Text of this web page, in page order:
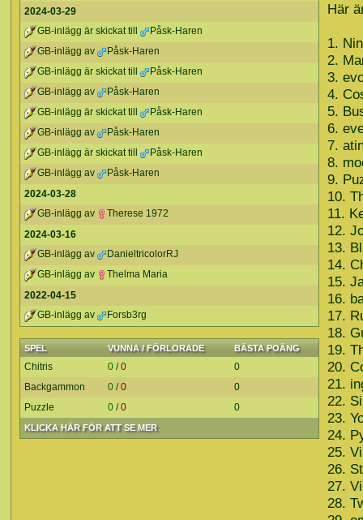
2024-03-29
GB-inlägg är skickat till
Påsk-Haren
GB-inlägg av
Påsk-Haren
GB-inlägg är skickat till
Påsk-Haren
GB-inlägg av
Påsk-Haren
GB-inlägg är skickat till
Påsk-Haren
GB-inlägg av
Påsk-Haren
GB-inlägg är skickat till
Påsk-Haren
GB-inlägg av
Påsk-Haren
2024-03-28
GB-inlägg av
Therese 1972
2024-03-16
GB-inlägg av
DanieltricolorRJ
GB-inlägg av
Thelma Maria
2022-04-15
GB-inlägg av
Forsb3rg
SPEL VUNNA / FÖRLORADE BÄSTA POÄNG
KLICKA HÄR FÖR ATT SE MER
Chitris 0 /0
0
Backgammon
0 /0
0
Puzzle
0 /0 0
Här
1.
2.
3.
4.
5.
6.
7.
8.
9.
10.
11.
12.
13.
14.
15.
16.
17.
18.
19.
20.
21.
22.
23.
24.
25.
26.
27.
28.